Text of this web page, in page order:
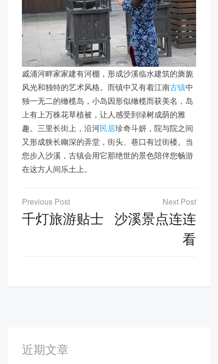
戚浦河畔家家建有河棚，形成沙溪临水建筑的旖旎
风光和独特的艺术风格。而镇中又有着江南古镇中
独一无二的橄榄岛，小岛因形似橄榄而获美名，岛
上有上万株花草植被，让人感受到绿树成荫的雅
趣。三里长街上，沿河民居珍奇斗妍，院与院之间
又形成狭长幽深的弄堂，街头、巷口有过街楼。当
您步入沙溪，古镇会用它那绝世的景色陪伴您畅游
在这方人间乐土上。
文
章
千灯旅游贴士 沙溪景点连连
看
近期文章